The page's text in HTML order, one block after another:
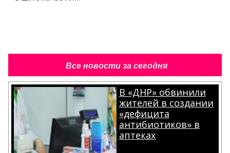
Все новости за сегодня
В «ДНР» обвинили
жителей в создании
«дефицита
антибиотиков» в
аптеках
.